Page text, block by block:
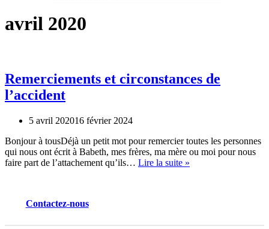
avril 2020
Remerciements et circonstances de
l’accident
5 avril 202016 février 2024
Bonjour à tousDéjà un petit mot pour remercier toutes les personnes
qui nous ont écrit à Babeth, mes frères, ma mère ou moi pour nous
faire part de l’attachement qu’ils… Lire la suite »
Contactez-nous